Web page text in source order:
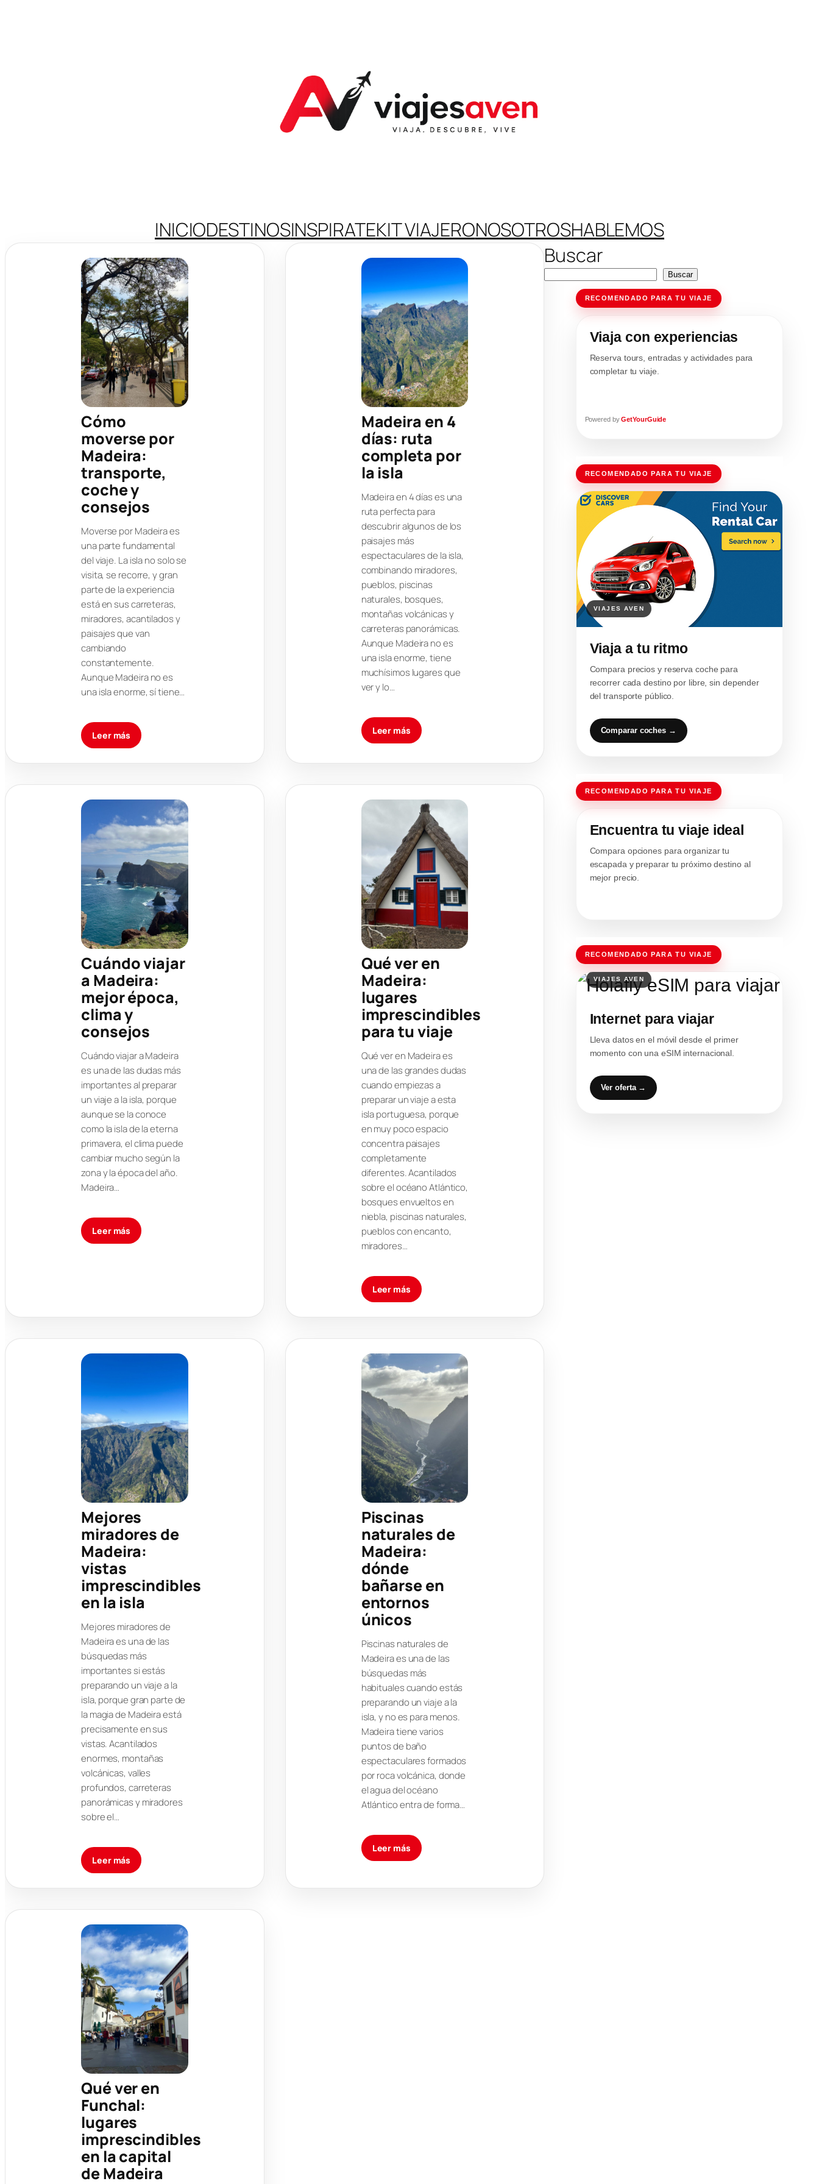
INICIODESTINOSINSPIRATEKIT VIAJERONOSOTROSHABLEMOS
Cómo
moverse por
Madeira:
transporte,
coche y
consejos
Moverse por Madeira es
una parte fundamental
del viaje. La isla no solo se
visita, se recorre, y gran
parte de la experiencia
está en sus carreteras,
miradores, acantilados y
paisajes que van
cambiando
constantemente.
Aunque Madeira no es
una isla enorme, sí tiene…
Leer más
Madeira en 4
días: ruta
completa por
la isla
Madeira en 4 días es una
ruta perfecta para
descubrir algunos de los
paisajes más
espectaculares de la isla,
combinando miradores,
pueblos, piscinas
naturales, bosques,
montañas volcánicas y
carreteras panorámicas.
Aunque Madeira no es
una isla enorme, tiene
muchísimos lugares que
ver y lo…
Leer más
Cuándo viajar
a Madeira:
mejor época,
clima y
consejos
Cuándo viajar a Madeira
es una de las dudas más
importantes al preparar
un viaje a la isla, porque
aunque se la conoce
como la isla de la eterna
primavera, el clima puede
cambiar mucho según la
zona y la época del año.
Madeira…
Leer más
Qué ver en
Madeira:
lugares
imprescindibles
para tu viaje
Qué ver en Madeira es
una de las grandes dudas
cuando empiezas a
preparar un viaje a esta
isla portuguesa, porque
en muy poco espacio
concentra paisajes
completamente
diferentes. Acantilados
sobre el océano Atlántico,
bosques envueltos en
niebla, piscinas naturales,
pueblos con encanto,
miradores…
Leer más
Mejores
miradores de
Madeira:
vistas
imprescindibles
en la isla
Mejores miradores de
Madeira es una de las
búsquedas más
importantes si estás
preparando un viaje a la
isla, porque gran parte de
la magia de Madeira está
precisamente en sus
vistas. Acantilados
enormes, montañas
volcánicas, valles
profundos, carreteras
panorámicas y miradores
sobre el…
Leer más
Piscinas
naturales de
Madeira:
dónde
bañarse en
entornos
únicos
Piscinas naturales de
Madeira es una de las
búsquedas más
habituales cuando estás
preparando un viaje a la
isla, y no es para menos.
Madeira tiene varios
puntos de baño
espectaculares formados
por roca volcánica, donde
el agua del océano
Atlántico entra de forma…
Leer más
Qué ver en
Funchal:
lugares
imprescindibles
en la capital
de Madeira
Buscar
Buscar
RECOMENDADO PARA TU VIAJE
Viaja con experiencias
Reserva tours, entradas y actividades para
completar tu viaje.
Powered byGetYourGuide
RECOMENDADO PARA TU VIAJE
Viaja a tu ritmo
Compara precios y reserva coche para
recorrer cada destino por libre, sin depender
del transporte público.
Comparar coches →
RECOMENDADO PARA TU VIAJE
Encuentra tu viaje ideal
Compara opciones para organizar tu
escapada y preparar tu próximo destino al
mejor precio.
RECOMENDADO PARA TU VIAJE
Internet para viajar
Lleva datos en el móvil desde el primer
momento con una eSIM internacional.
Ver oferta →